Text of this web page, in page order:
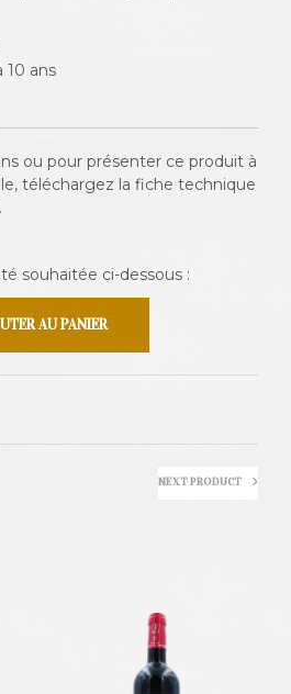
10 ans
ou pour présenter ce produit à
téléchargez la fiche technique
souhaitée ci-dessous :
AU PANIER
NEXT PRODUCT